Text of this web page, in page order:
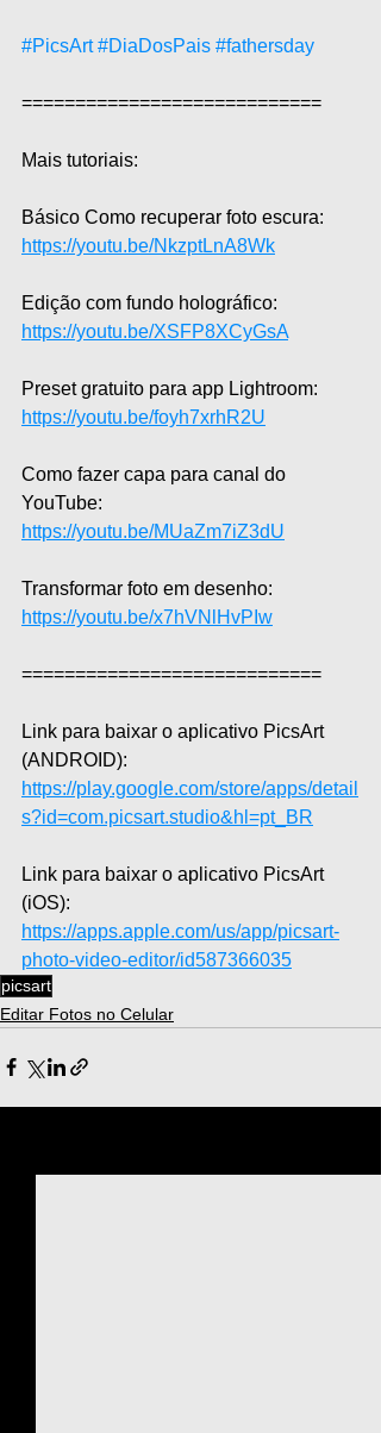
#PicsArt #DiaDosPais #fathersday
============================
Mais tutoriais:
Básico Como recuperar foto escura:
https://youtu.be/NkzptLnA8Wk
Edição com fundo holográfico:
https://youtu.be/XSFP8XCyGsA
Preset gratuito para app Lightroom:
https://youtu.be/foyh7xrhR2U
Como fazer capa para canal do
YouTube:
https://youtu.be/MUaZm7iZ3dU
Transformar foto em desenho:
https://youtu.be/x7hVNlHvPIw
============================
Link para baixar o aplicativo PicsArt
(ANDROID):
https://play.google.com/store/apps/detail
s?id=com.picsart.studio&hl=pt_BR
Link para baixar o aplicativo PicsArt
(iOS):
https://apps.apple.com/us/app/picsart-
photo-video-editor/id587366035
picsart
Editar Fotos no Celular